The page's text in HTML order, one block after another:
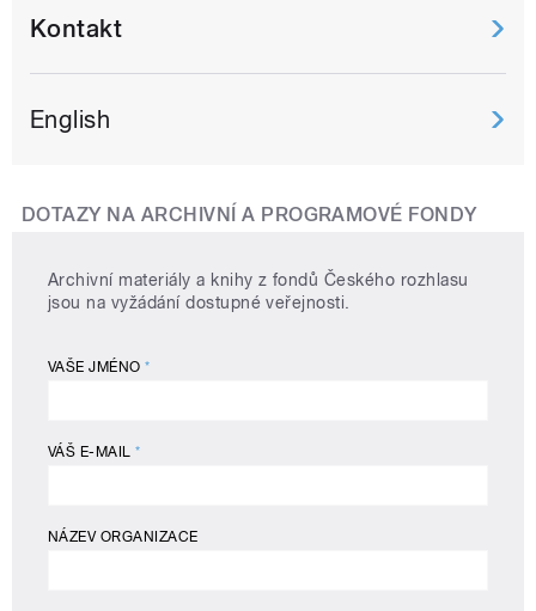
Kontakt
English
DOTAZY NA ARCHIVNÍ A PROGRAMOVÉ FONDY
Archivní materiály a knihy z fondů Českého rozhlasu
jsou na vyžádání dostupné veřejnosti.
VAŠE JMÉNO*
VÁŠ E-MAIL*
NÁZEV ORGANIZACE